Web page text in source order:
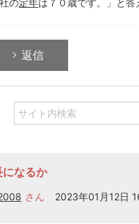
の定年は７０歳です。」と答
返信
なるか
さん 2023年01月12日